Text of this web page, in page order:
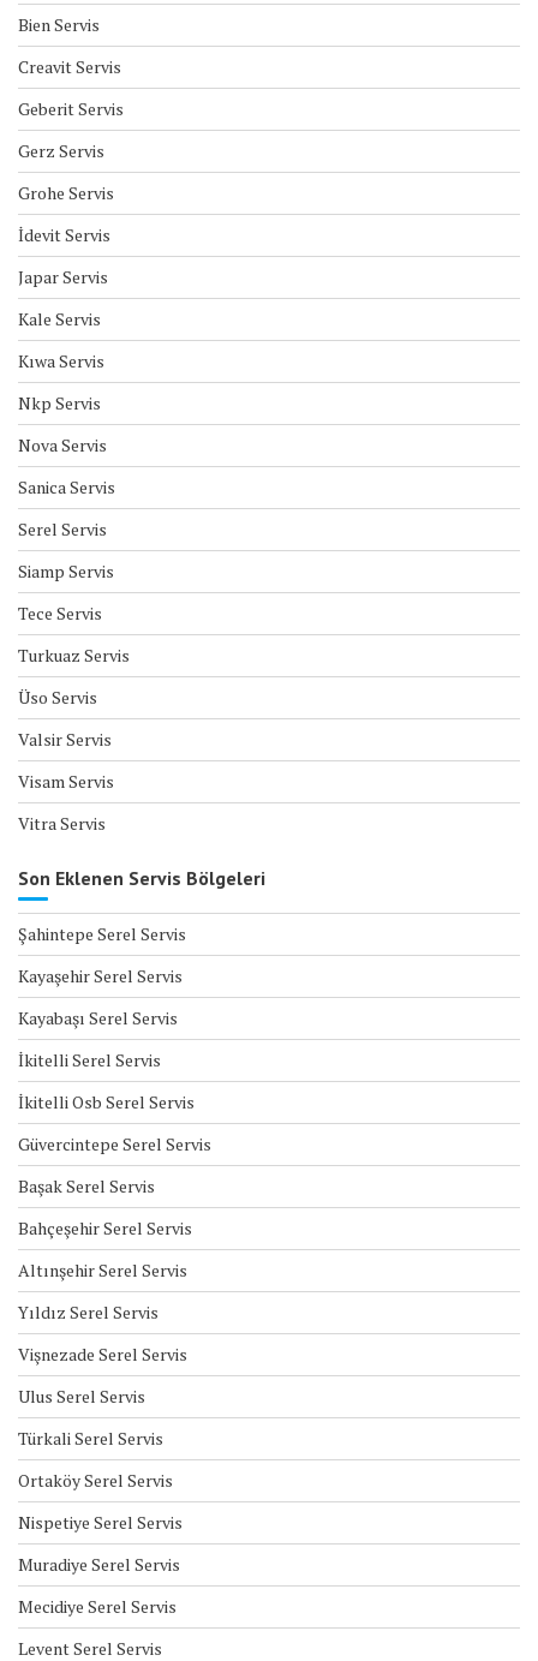
Bien Servis
Creavit Servis
Geberit Servis
Gerz Servis
Grohe Servis
İdevit Servis
Japar Servis
Kale Servis
Kıwa Servis
Nkp Servis
Nova Servis
Sanica Servis
Serel Servis
Siamp Servis
Tece Servis
Turkuaz Servis
Üso Servis
Valsir Servis
Visam Servis
Vitra Servis
Son Eklenen Servis Bölgeleri
Şahintepe Serel Servis
Kayaşehir Serel Servis
Kayabaşı Serel Servis
İkitelli Serel Servis
İkitelli Osb Serel Servis
Güvercintepe Serel Servis
Başak Serel Servis
Bahçeşehir Serel Servis
Altınşehir Serel Servis
Yıldız Serel Servis
Vişnezade Serel Servis
Ulus Serel Servis
Türkali Serel Servis
Ortaköy Serel Servis
Nispetiye Serel Servis
Muradiye Serel Servis
Mecidiye Serel Servis
Levent Serel Servis